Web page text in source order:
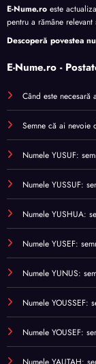
E-Nume.ro este
pentru a rămâne
Descoperă povestea
E-Nume.ro -
Când este
Semne că ai nevoie
Numele YUSUF:
Numele YUSSUF:
Numele YUSHUA:
Numele YUSEF:
Numele YUNUS:
Numele YOUSSEF:
Numele YOUSEF: